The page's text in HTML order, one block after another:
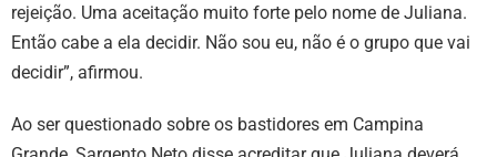
rejeição. Uma aceitação muito forte pelo nome de Juliana.
Então cabe a ela decidir. Não sou eu, não é o grupo que vai
decidir”, afirmou.
Ao ser questionado sobre os bastidores em Campina